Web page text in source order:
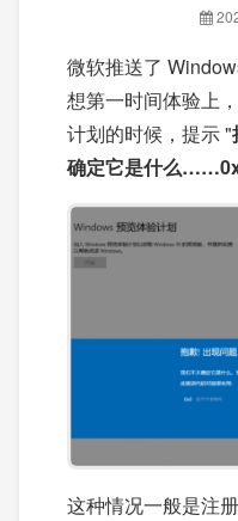
微软推送了
想第一时间体验上
计划的时候，提示 "
确定它是什么
这种情况一般是注